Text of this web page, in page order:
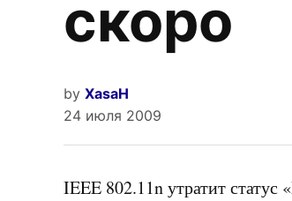
скоро
by XasaH
24 июля 2009
IEEE 802.11n утратит